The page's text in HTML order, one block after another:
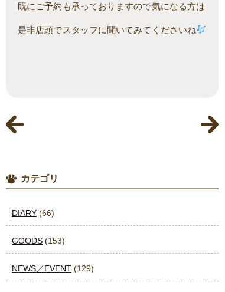
既にご予約も承っておりますので気になる方は
是非店頭でスタッフに聞いてみてくださいね
カテゴリ
DIARY (66)
GOODS (153)
NEWS／EVENT (129)